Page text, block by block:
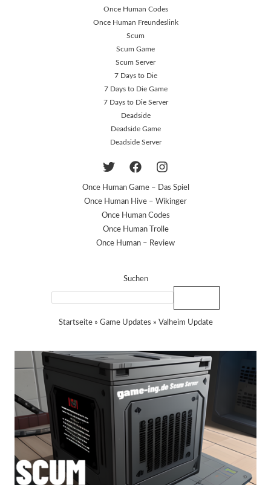
Once Human Codes
Once Human Freundeslink
Scum
Scum Game
Scum Server
7 Days to Die
7 Days to Die Game
7 Days to Die Server
Deadside
Deadside Game
Deadside Server
Once Human Game – Das Spiel
Once Human Hive – Wikinger
Once Human Codes
Once Human Trolle
Once Human – Review
Suchen
Startseite» Game Updates » Valheim Update